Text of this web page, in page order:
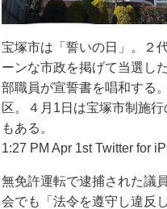
宝塚市は「誓いの日」。２
ーンな市政を掲げて当選し
部職員が宣誓書を唱和する
区。４月1日は宝塚市制施
もある。
1:27 PM Apr 1st Twitter for
無免許運転で逮捕された議
会でも「法令を遵守し違反